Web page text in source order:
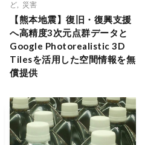
ど
災害
【熊本地震】復旧・復興支援
へ高精度3次元点群データと
Google Photorealistic 3D
Tilesを活用した空間情報を無
償提供